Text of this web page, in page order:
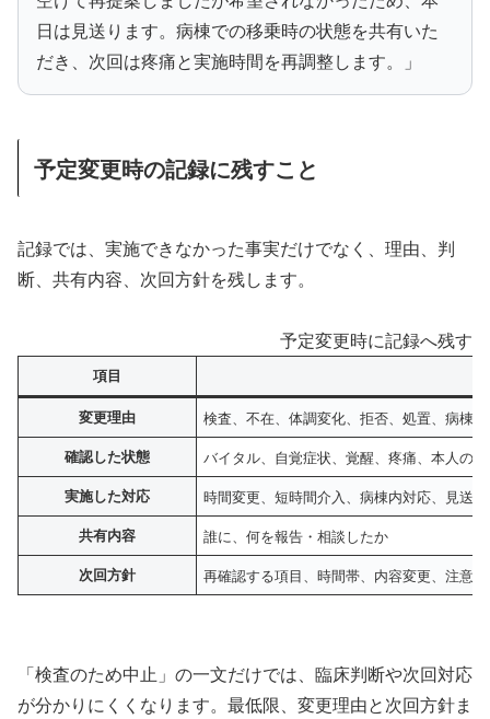
日は見送ります。病棟での移乗時の状態を共有いた
だき、次回は疼痛と実施時間を再調整します。」
予定変更時の記録に残すこと
記録では、実施できなかった事実だけでなく、理由、判
断、共有内容、次回方針を残します。
予定変更時に記録へ残す
項目
変更理由 検査、不在、体調変化、拒否、処置、病棟
確認した状態 バイタル、自覚症状、覚醒、疼痛、本人の
実施した対応 時間変更、短時間介入、病棟内対応、見送り
共有内容 誰に、何を報告・相談したか
次回方針 再確認する項目、時間帯、内容変更、注意点
「検査のため中止」の一文だけでは、臨床判断や次回対応
が分かりにくくなります。最低限、変更理由と次回方針ま